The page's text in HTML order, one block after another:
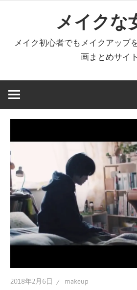
へ
キ
メイクな
メイク初心者でもメイクアップ
画まとめサイト
2018年2月6日 makeup